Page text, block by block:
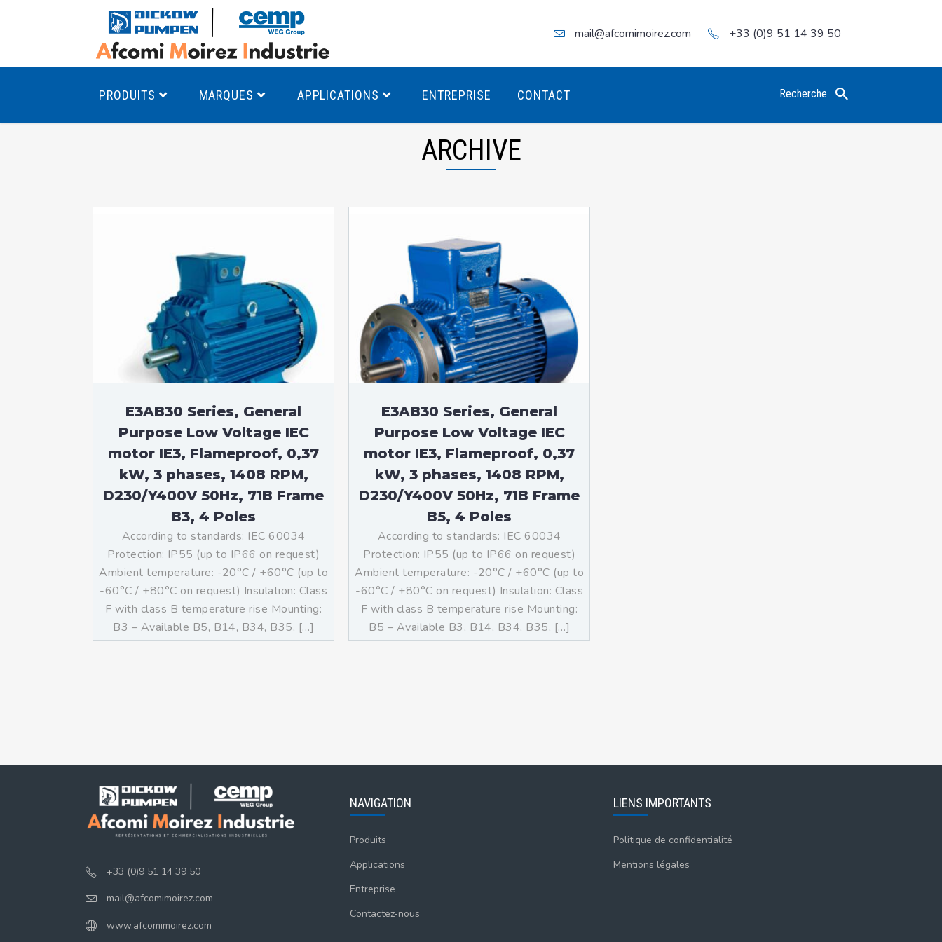
mail@afcomimoirez.com +33 (0)9 51 14 39 50
PRODUITS
Pompes à engrenages
Moteurs Antidéflagrants ÉCO T4
Moteurs Antidéflagrants ÉCO T3
Moteurs standards (non
Antidéflagrants)
Moteurs Antidéflagrants NEMA
(Normes Américaines)
MARQUES APPLICATIONS ENTREPRISE CONTACT Recherche
ARCHIVE
E3AB30 Series, General
Purpose Low Voltage IEC
motor IE3, Flameproof, 0,37
kW, 3 phases, 1408 RPM,
D230/Y400V 50Hz, 71B Frame
B3, 4 Poles
According to standards: IEC 60034
Protection: IP55 (up to IP66 on request)
Ambient temperature: -20°C / +60°C (up to
-60°C / +80°C on request) Insulation: Class
F with class B temperature rise Mounting:
B3 – Available B5, B14, B34, B35, […]
E3AB30 Series, General
Purpose Low Voltage IEC
motor IE3, Flameproof, 0,37
kW, 3 phases, 1408 RPM,
D230/Y400V 50Hz, 71B Frame
B5, 4 Poles
According to standards: IEC 60034
Protection: IP55 (up to IP66 on request)
Ambient temperature: -20°C / +60°C (up to
-60°C / +80°C on request) Insulation: Class
F with class B temperature rise Mounting:
B5 – Available B3, B14, B34, B35, […]
+33 (0)9 51 14 39 50
mail@afcomimoirez.com
www.afcomimoirez.com
NAVIGATION
Produits
Applications
Entreprise
Contactez-nous
LIENS IMPORTANTS
Politique de confidentialité
Mentions légales